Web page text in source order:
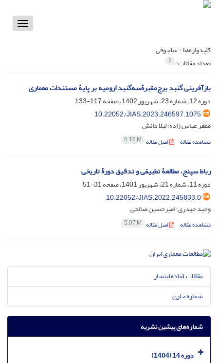
Toggle
کلیدواژه‌ها =سلجوقی
تعداد مقالات: 2
بازآفرینی گنبد برج‌مقبرۀسه‌گنبد ارومیه بر پایۀ مستندات معماری
دوره 12، شماره 23، شهریور 1402، صفحه
117-133
10.22052/JIAS.2023.246597.1075
مظفر عباس زاده؛ لیلا دانش
مشاهده مقاله اصل مقاله 5.16 M
رباط سپنج، مطالعۀ تطبیقی و تدقیق دورۀ تاریخی
دوره 11، شماره 21، شهریور 1401، صفحه
31-51
10.22052/JIAS.2022.245833.0
وحید حیدری؛ امیرحسین صالحی
مشاهده مقاله اصل مقاله 5.07 M
مقالات آماده انتشار
شماره جاری
شماره‌های پیشین نشریه
دوره 14 (1404)